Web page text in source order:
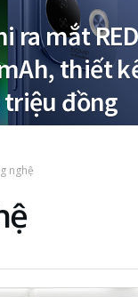
ra mắt
thiết
đồng
nghệ